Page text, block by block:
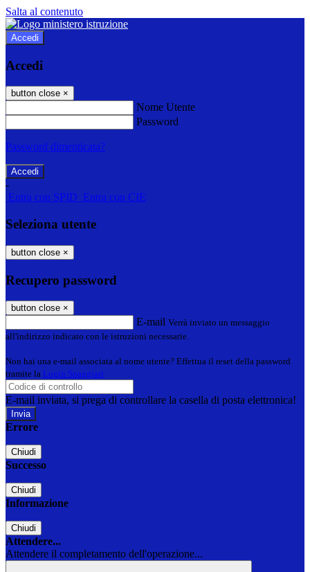
Salta al contenuto
Accedi
Accedi
button close ×
Nome Utente
Password
Password dimenticata?
-
Entra con SPID Entra con CIE
Seleziona utente
button close ×
Recupero password
button close ×
E-mail Verrà inviato un messaggio
all'indirizzo indicato con le istruzioni necessarie.
Non hai una e-mail associata al nome utente? Effettua il reset della password
tramite la Login Spaggiari
E-mail inviata, si prega di controllare la casella di posta elettronica!
Errore
Chiudi
Successo
Chiudi
Informazione
Chiudi
Attendere...
Attendere il completamento dell'operazione...